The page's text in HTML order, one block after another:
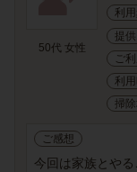
50代 女性
利
提
ご
利用
掃
ご感想
今回は家族とや